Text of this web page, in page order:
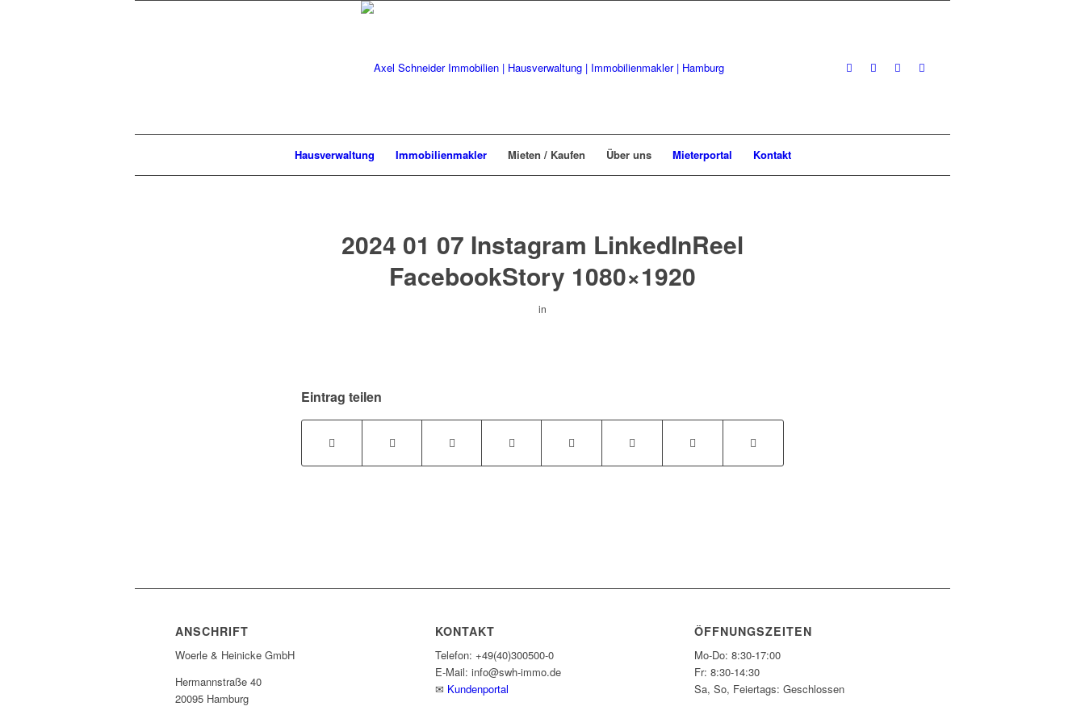
Hausverwaltung Immobilienmakler Mieten / Kaufen Über uns Mieterportal Kontakt
2024 01 07 Instagram LinkedInReel
FacebookStory 1080×1920
in
Eintrag teilen
ANSCHRIFT
Woerle & Heinicke GmbH
Hermannstraße 40
20095 Hamburg
KONTAKT
Telefon: +49(40)300500-0
E-Mail: info@swh-immo.de
✉ Kundenportal
ÖFFNUNGSZEITEN
Mo-Do: 8:30-17:00
Fr: 8:30-14:30
Sa, So, Feiertags: Geschlossen